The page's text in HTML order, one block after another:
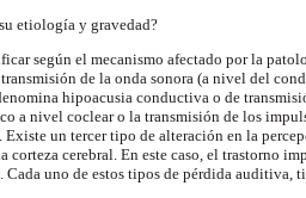
etiología y gravedad?
según el mecanismo afectado por la
de la onda sonora (a nivel del
hipoacusia conductiva o de
a nivel coclear o la transmisión de los
un tercer tipo de alteración en la
corteza cerebral. En este caso, el trastorno
uno de estos tipos de pérdida auditiva,